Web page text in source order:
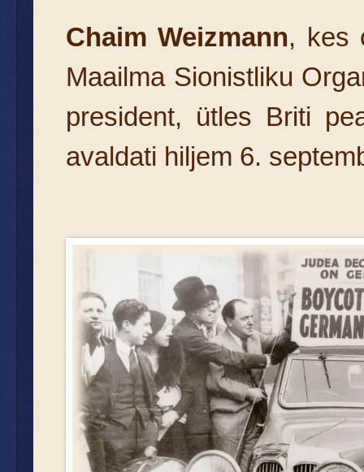
Chaim Weizmann, kes
Maailma Sionistliku
president, ütles Briti
avaldati hiljem 6.